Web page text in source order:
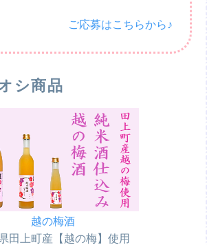
ご応募はこちらから♪
シ商品
越の梅酒
田上町産【越の梅】使用